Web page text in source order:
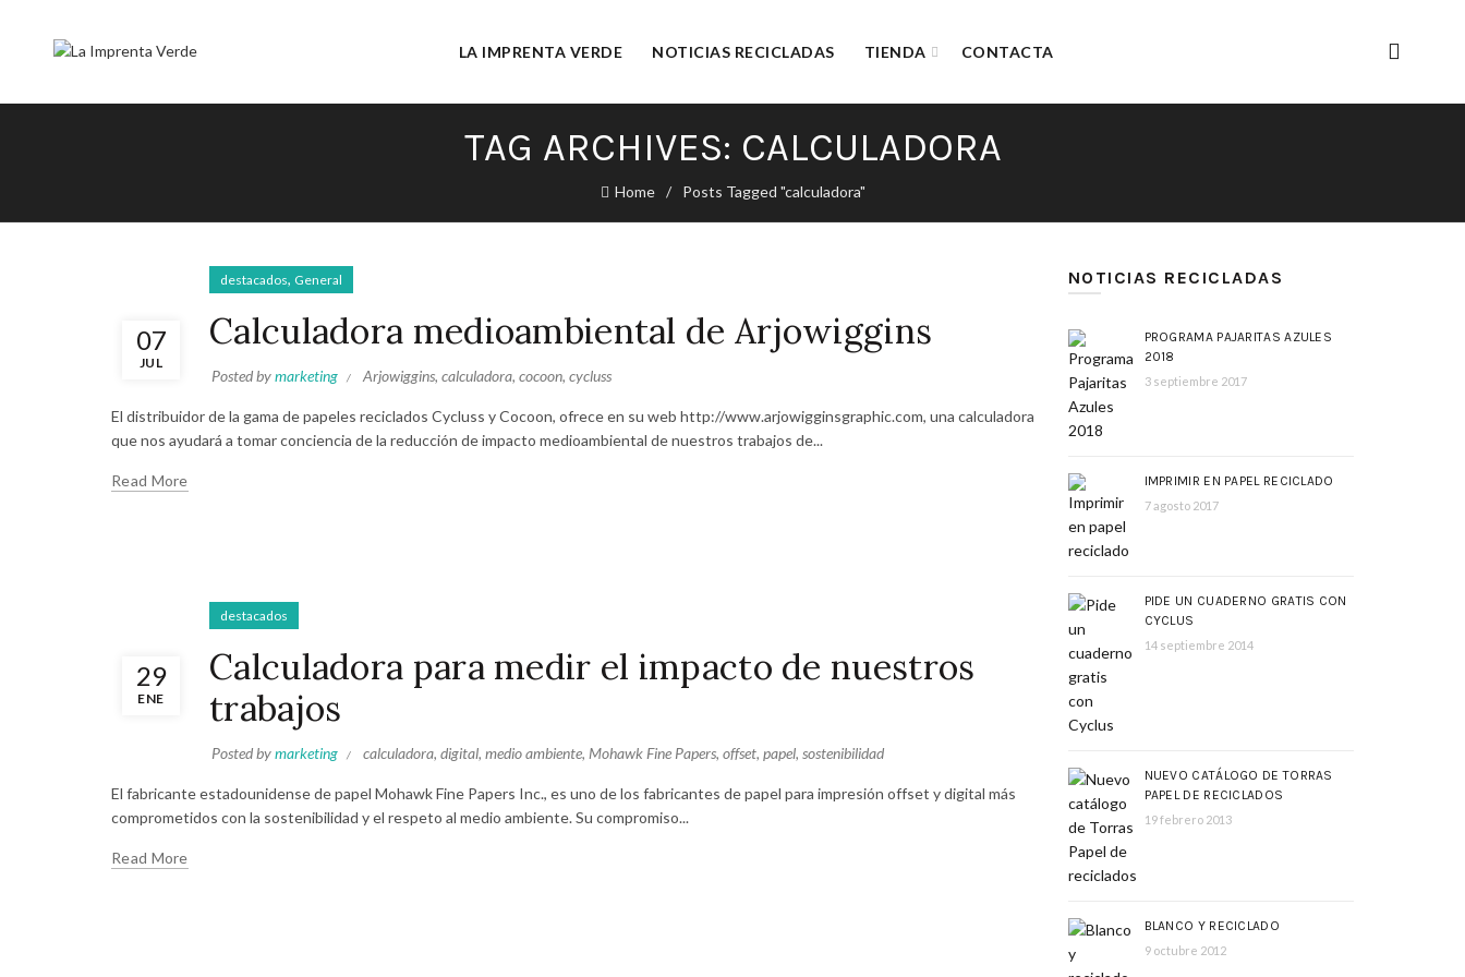
LA IMPRENTA VERDE NOTICIAS RECICLADAS TIENDA CONTACTA
TAG ARCHIVES: CALCULADORA
Home Posts Tagged "calculadora"
07
JUL
destacados, General
Calculadora medioambiental de Arjowiggins
Posted bymarketing Arjowiggins, calculadora, cocoon, cycluss
El distribuidor de la gama de papeles reciclados Cycluss y Cocoon, ofrece en su web http://www.arjowigginsgraphic.com, una calculadora
que nos ayudará a tomar conciencia de la reducción de impacto medioambiental de nuestros trabajos de...
Read More
29
ENE
destacados
Calculadora para medir el impacto de nuestros
trabajos
Posted bymarketing calculadora, digital, medio ambiente, Mohawk Fine Papers, offset, papel, sostenibilidad
El fabricante estadounidense de papel Mohawk Fine Papers Inc., es uno de los fabricantes de papel para impresión offset y digital más
comprometidos con la sostenibilidad y el respeto al medio ambiente. Su compromiso...
Read More
NOTICIAS RECICLADAS
PROGRAMA PAJARITAS AZULES
2018
3 septiembre 2017
IMPRIMIR EN PAPEL RECICLADO
7 agosto 2017
PIDE UN CUADERNO GRATIS CON
CYCLUS
14 septiembre 2014
NUEVO CATÁLOGO DE TORRAS
PAPEL DE RECICLADOS
19 febrero 2013
BLANCO Y RECICLADO
9 octubre 2012